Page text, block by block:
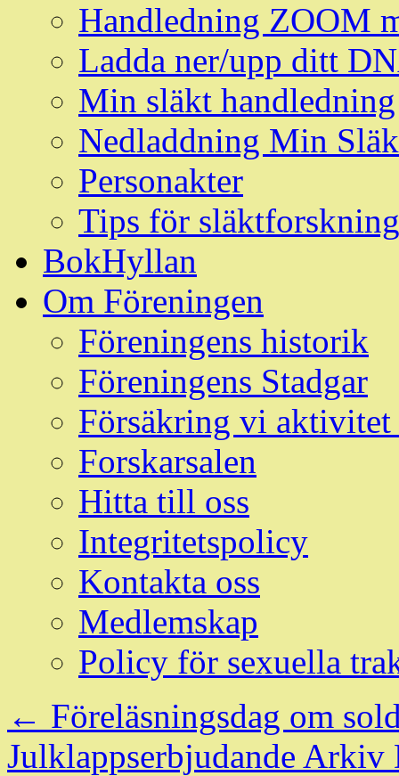
Handledning ZOOM
Ladda ner/upp ditt
Min släkt handledning
Nedladdning Min
Personakter
Tips för
BokHyllan
Om Föreningen
Föreningens historik
Föreningens Stadgar
Försäkring vi aktivitet
Forskarsalen
Hitta till oss
Integritetspolicy
Kontakta oss
Medlemskap
Policy för sexuella
← Föreläsningsdag om
Julklappserbjudande